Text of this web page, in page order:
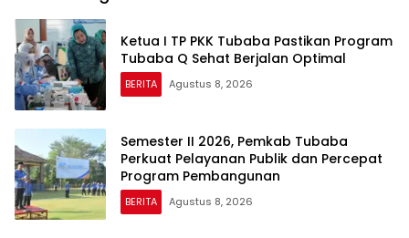
Ketua I TP PKK Tubaba Pastikan Program
Tubaba Q Sehat Berjalan Optimal
BERITA Agustus 8, 2026
Semester II 2026, Pemkab Tubaba
Perkuat Pelayanan Publik dan Percepat
Program Pembangunan
BERITA Agustus 8, 2026